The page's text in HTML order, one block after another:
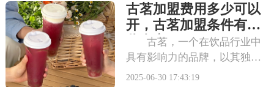
自己的店铺注入活力。品牌效
应不仅能吸引更多的顾客，还
能提升店铺的知名度
古茗加盟费用多少可以
开，古茗加盟条件有哪
些内容
古茗，一个在饮品行业中
具有影响力的品牌，以其独特
的品牌理念和卓越的产品品
2025-06-30 17:43:19